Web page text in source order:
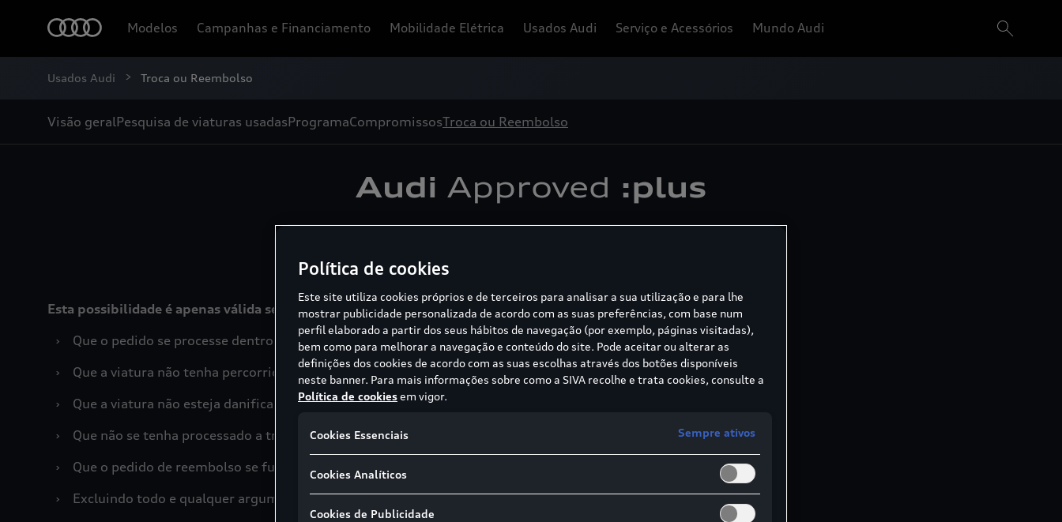
Modelos Campanhas e Financiamento Mobilidade Elétrica Usados Audi Serviço e Acessórios Mundo Audi
Usados Audi Troca ou Reembolso
Visão geralPesquisa de viaturas usadasProgramaCompromissosTroca ou Reembolso
Audi Approved :plus
O programa de Usados Audi
Esta possibilidade é apenas válida se se verificarem cumulativamente as seguintes condições:
›
Que o pedido se processe dentro de um prazo de 15 dias após a data de entrega;
›
Que a viatura não tenha percorrido mais de 1.000 Kms (mil quilómetros);
›
Que a viatura não esteja danificada, alterada ou acidentada;
›
Que não se tenha processado a transferência de propriedade definitiva da viatura;
›
Que o pedido de reembolso se fundamente em argumentos de ordem técnica;
›
Excluindo todo e qualquer argumento de ordem estética e subjetiva.
Política de cookies
Este site utiliza cookies próprios e de terceiros para analisar a sua utilização e para lhe
mostrar publicidade personalizada de acordo com as suas preferências, com base num
perfil elaborado a partir dos seus hábitos de navegação (por exemplo, páginas visitadas),
bem como para melhorar a navegação e conteúdo do site. Pode aceitar ou alterar as
definições dos cookies de acordo com as suas escolhas através dos botões disponíveis
neste banner. Para mais informações sobre como a SIVA recolhe e trata cookies, consulte a
Política de cookiesem vigor.
Cookies Essenciais Sempre ativos
Cookies Analíticos
Cookies de Publicidade